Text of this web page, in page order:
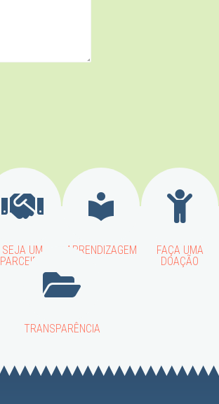
SEJA UM
PARCEIRO
APRENDIZAGEM
FAÇA UMA
DOAÇÃO
TRANSPARÊNCIA